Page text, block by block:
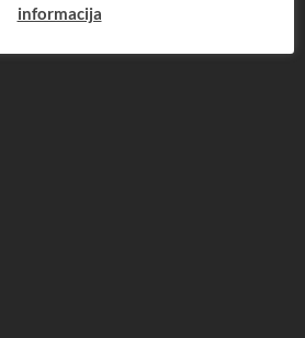
informacija